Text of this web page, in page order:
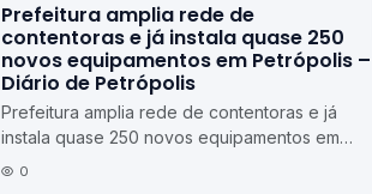
Prefeitura amplia rede de
contentoras e já instala quase 250
novos equipamentos em Petrópolis –
Diário de Petrópolis
Prefeitura amplia rede de contentoras e já
instala quase 250 novos equipamentos em
Petrópolis Diário de Petrópolis
0